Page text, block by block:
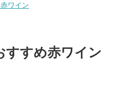
ワイン
すすめ赤ワイン